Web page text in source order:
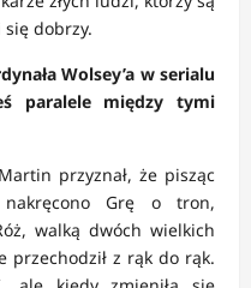
dobrzy.
Wolsey’a w serialu
paralele między tymi
przyznał, że pisząc
Grę o tron,
walką dwóch wielkich
z rąk do rąk.